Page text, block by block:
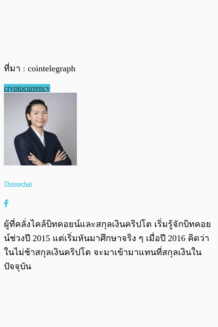
ที่มา : cointelegraph
cryptocurrency
Thongchai
ผู้ที่คลั่งไคล้บิทคอยน์และสกุลเงินคริปโต เริ่มรู้จักบิทคอย
น์ช่วงปี 2015 แต่เริ่มหันมาศึกษาจริง ๆ เมื่อปี 2016 คิดว่า
ในไม่ช้าสกุลเงินคริปโต จะมาเข้ามาแทนที่สกุลเงินใน
ปัจจุบัน